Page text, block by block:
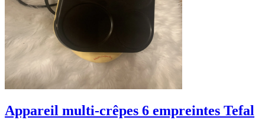
Appareil multi-crêpes 6 empreintes Tefal